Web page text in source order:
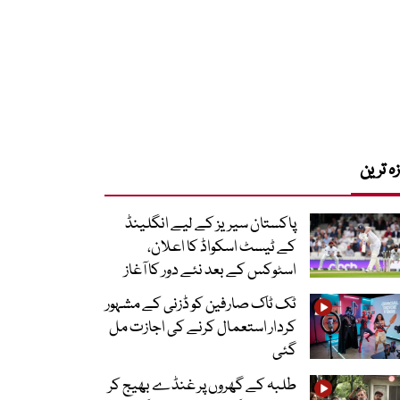
ترین
پاکستان سیریز کے لیے انگلینڈ
کے ٹیسٹ اسکواڈ کا اعلان،
اسٹوکس کے بعد نئے دور کا آغاز
ٹک ٹاک صارفین کو ڈزنی کے مشہور
کردار استعمال کرنے کی اجازت مل
گئی
طلبہ کے گھروں پر غنڈے بھیج کر